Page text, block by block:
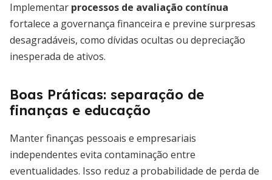
Implementar processos de avaliação contínua
fortalece a governança financeira e previne surpresas
desagradáveis, como dívidas ocultas ou depreciação
inesperada de ativos.
Boas Práticas: separação de
finanças e educação
Manter finanças pessoais e empresariais
independentes evita contaminação entre
eventualidades. Isso reduz a probabilidade de perda de